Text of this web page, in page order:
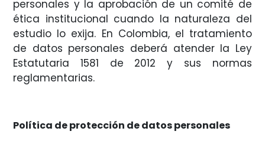
personales y la aprobación de un comité de
ética institucional cuando la naturaleza del
estudio lo exija. En Colombia, el tratamiento
de datos personales deberá atender la Ley
Estatutaria 1581 de 2012 y sus normas
reglamentarias.
Política de protección de datos personales